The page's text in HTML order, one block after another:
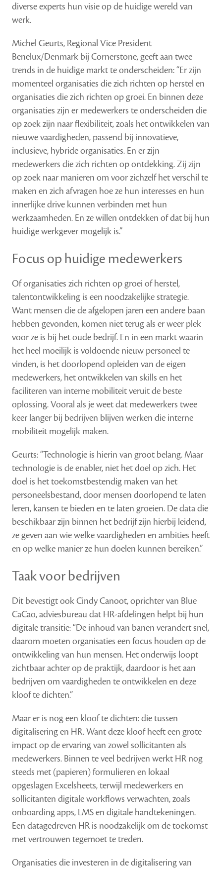
diverse experts hun visie op de huidige wereld van
werk.
Michel Geurts, Regional Vice President
Benelux/Denmark bij Cornerstone, geeft aan twee
trends in de huidige markt te onderscheiden: “Er zijn
momenteel organisaties die zich richten op herstel en
organisaties die zich richten op groei. En binnen deze
organisaties zijn er medewerkers te onderscheiden die
op zoek zijn naar flexibiliteit, zoals het ontwikkelen van
nieuwe vaardigheden, passend bij innovatieve,
inclusieve, hybride organisaties. En er zijn
medewerkers die zich richten op ontdekking. Zij zijn
op zoek naar manieren om voor zichzelf het verschil te
maken en zich afvragen hoe ze hun interesses en hun
innerlijke drive kunnen verbinden met hun
werkzaamheden. En ze willen ontdekken of dat bij hun
huidige werkgever mogelijk is.”
Focus op huidige medewerkers
Of organisaties zich richten op groei of herstel,
talentontwikkeling is een noodzakelijke strategie.
Want mensen die de afgelopen jaren een andere baan
hebben gevonden, komen niet terug als er weer plek
voor ze is bij het oude bedrijf. En in een markt waarin
het heel moeilijk is voldoende nieuw personeel te
vinden, is het doorlopend opleiden van de eigen
medewerkers, het ontwikkelen van skills en het
faciliteren van interne mobiliteit veruit de beste
oplossing. Vooral als je weet dat medewerkers twee
keer langer bij bedrijven blijven werken die interne
mobiliteit mogelijk maken.
Geurts: “Technologie is hierin van groot belang. Maar
technologie is de enabler, niet het doel op zich. Het
doel is het toekomstbestendig maken van het
personeelsbestand, door mensen doorlopend te laten
leren, kansen te bieden en te laten groeien. De data die
beschikbaar zijn binnen het bedrijf zijn hierbij leidend,
ze geven aan wie welke vaardigheden en ambities heeft
en op welke manier ze hun doelen kunnen bereiken.”
Taak voor bedrijven
Dit bevestigt ook Cindy Canoot, oprichter van Blue
CaCao, adviesbureau dat HR-afdelingen helpt bij hun
digitale transitie: “De inhoud van banen verandert snel,
daarom moeten organisaties een focus houden op de
ontwikkeling van hun mensen. Het onderwijs loopt
zichtbaar achter op de praktijk, daardoor is het aan
bedrijven om vaardigheden te ontwikkelen en deze
kloof te dichten.”
Maar er is nog een kloof te dichten: die tussen
digitalisering en HR. Want deze kloof heeft een grote
impact op de ervaring van zowel sollicitanten als
medewerkers. Binnen te veel bedrijven werkt HR nog
steeds met (papieren) formulieren en lokaal
opgeslagen Excelsheets, terwijl medewerkers en
sollicitanten digitale workflows verwachten, zoals
onboarding apps, LMS en digitale handtekeningen.
Een datagedreven HR is noodzakelijk om de toekomst
met vertrouwen tegemoet te treden.
Organisaties die investeren in de digitalisering van